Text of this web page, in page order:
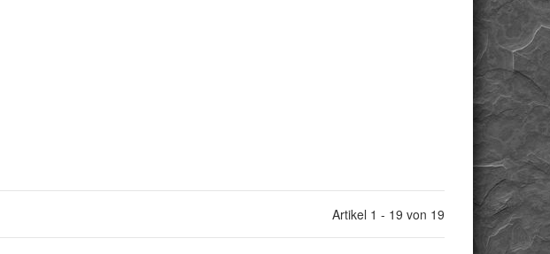
Artikel 1 - 19 von 19